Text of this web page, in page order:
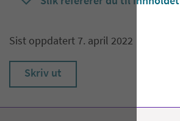
Sist oppdatert 7. april 2022
Skriv ut